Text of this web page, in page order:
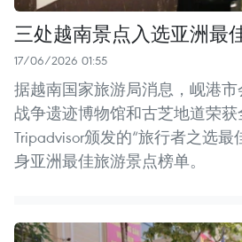
三处越南景点入选亚洲最
17/06/2026 01:55
据越南国家旅游局消息，岘港
战争遗迹博物馆和古芝地道荣获
Tripadvisor颁发的“旅行者之选
身亚洲最佳旅游景点榜单。